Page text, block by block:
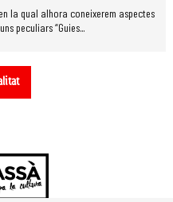
la qual alhora coneixerem aspectes
peculiars “Guies...